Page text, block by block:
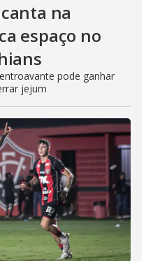
na
espaço no
pode ganhar
jejum